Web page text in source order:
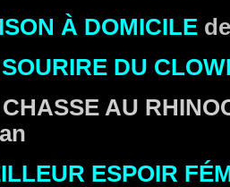
À DOMICILE
DU
AU
ESPOIR